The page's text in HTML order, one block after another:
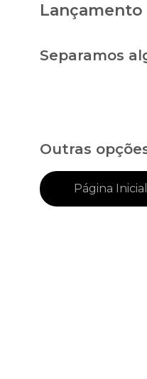
Separamos
Outras
Página Inicial